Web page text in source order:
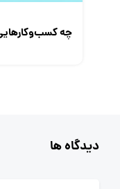
چه کسب‌و‌کارهایی
دیدگاه ها